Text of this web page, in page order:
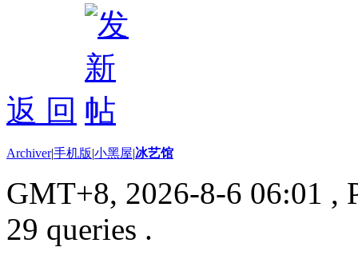
返 回
Archiver|手机版|小黑屋|冰艺馆
GMT+8, 2026-8-6 06:01 ,
29 queries .